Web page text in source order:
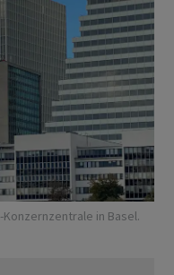
in Basel.